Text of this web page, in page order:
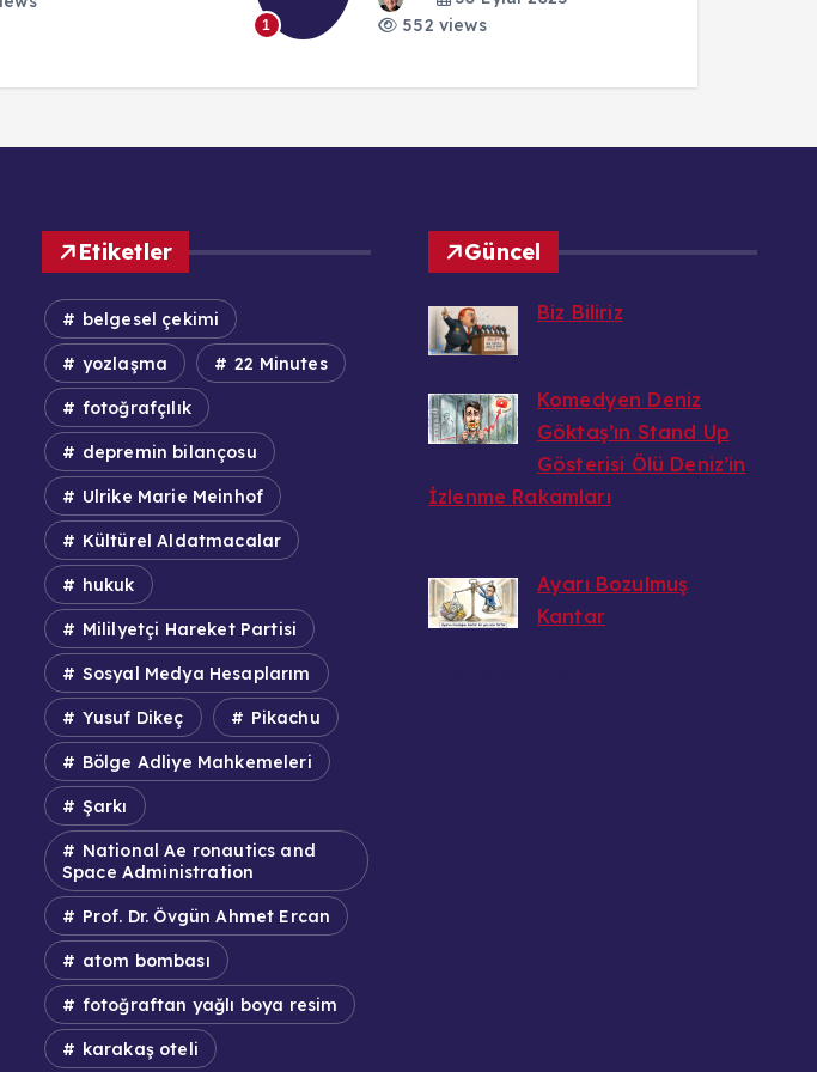
11 Aralık 2024
Etiketler
belgesel çekimi
yozlaşma 22 Minutes
fotoğrafçılık
depremin bilançosu
Ulrike Marie Meinhof
Kültürel Aldatmacalar
hukuk
Mililyetçi Hareket Partisi
Sosyal Medya Hesaplarım
Yusuf Dikeç Pikachu
Bölge Adliye Mahkemeleri
Şarkı
National Ae ronautics and
Space Administration
Prof. Dr. Övgün Ahmet Ercan
atom bombası
fotoğraftan yağlı boya resim
karakaş oteli
Güncel
Biz Biliriz
Komedyen Deniz
Göktaş’ın Stand Up
Gösterisi Ölü Deniz’in
İzlenme Rakamları
Ayarı Bozulmuş
Kantar